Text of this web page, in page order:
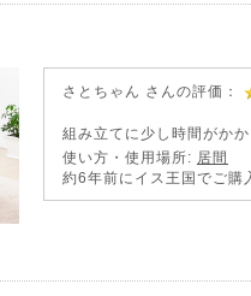
さとちゃん さんの評価：
組み立てに少し時間がか
使い方・使用場所: 居間
約6年前にイス王国でご購